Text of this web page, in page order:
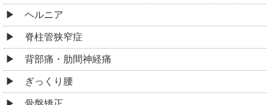
ヘルニア
脊柱管狭窄症
背部痛・肋間神経痛
ぎっくり腰